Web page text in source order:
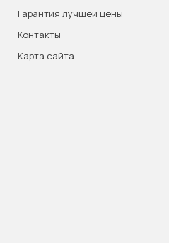
Гарантия лучшей цены
Контакты
Карта сайта